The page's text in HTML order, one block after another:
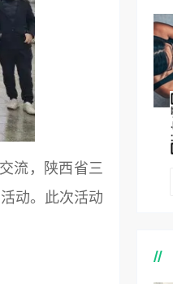
流，陕西省三
动。此次活动